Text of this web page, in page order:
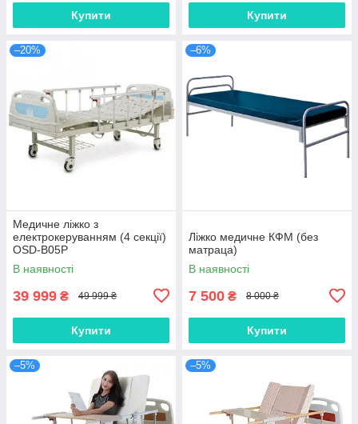
Купити Купити
–20%
Медичне ліжко з
електрокеруванням (4 секції)
OSD-B05P
В наявності
39 999 ₴ 49 999 ₴
Купити
–6%
Ліжко медичне КФМ (без
матраца)
В наявності
7 500 ₴ 8 000 ₴
Купити
–5% –5%